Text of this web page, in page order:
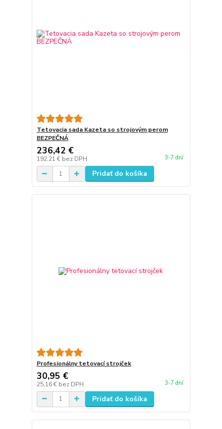
Tetovacia sada Kazeta so strojovým perom
BEZPEČNÁ
236,42 €
192,21 € bez DPH 3-7 dní
Pridať do košíka
Profesionálny tetovací strojček
30,95 €
25,16 € bez DPH 3-7 dní
Pridať do košíka